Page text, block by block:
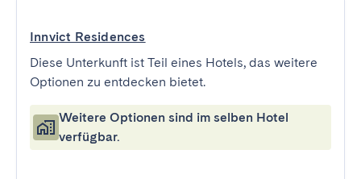
Innvict Residences
Diese Unterkunft ist Teil eines Hotels, das weitere
Optionen zu entdecken bietet.
Weitere Optionen sind im selben Hotel
verfügbar.